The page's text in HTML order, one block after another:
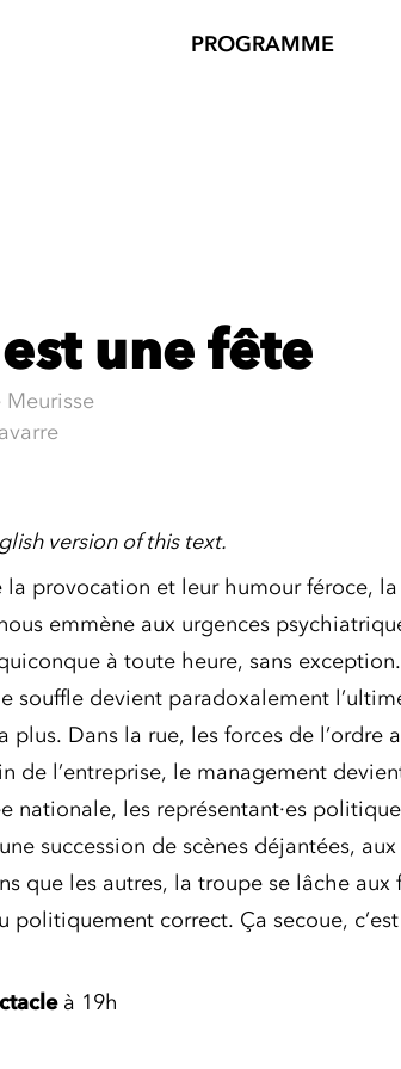
PROGRAMME
une fête
version of this text.
la provocation et leur humour féroce,
emmène aux urgences
à toute heure, sans
souffle devient paradoxalement
plus. Dans la rue, les forces de l’ordre
de l’entreprise, le management
nationale, les représentant·es
succession de scènes déjantées,
que les autres, la troupe se lâche aux
politiquement correct. Ça secoue,
à 19h